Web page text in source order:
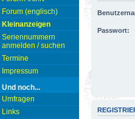
Forum (englisch)
Kleinanzeigen
Seriennummern
anmelden / suchen
Termine
Impressum
Und noch...
Umfragen
Links
Passwort: